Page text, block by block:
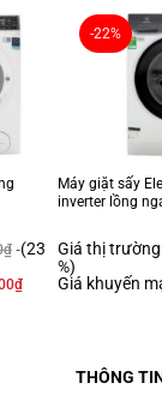
thượng, tạo
sang trọng, máy giặt
giác bắt mắt và thời
điểm cộng nổi bật
₫ (23
₫
-22%
Máy giặt sấy
inverter lồng
Giá thị
%)
Giá khuyến
THÔNG